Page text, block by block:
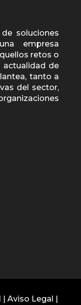
soluciones
empresa
retos o
actualidad de
tanto a
del sector,
|Aviso Legal |